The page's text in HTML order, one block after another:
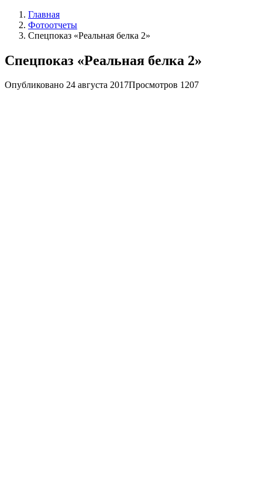
Главная
Фотоотчеты
Cпецпоказ «Реальная белка 2»
Cпецпоказ «Реальная белка 2»
Опубликовано 24 августа 2017Просмотров 1207